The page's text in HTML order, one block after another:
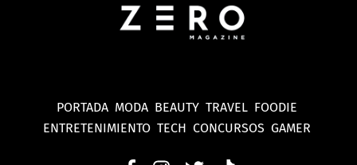
PORTADA MODA BEAUTY TRAVEL FOODIE
ENTRETENIMIENTO TECH CONCURSOS GAMER